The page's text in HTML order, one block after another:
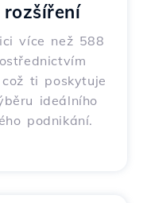
rozšíření
více než 588
ti poskytuje
ideálního
podnikání.